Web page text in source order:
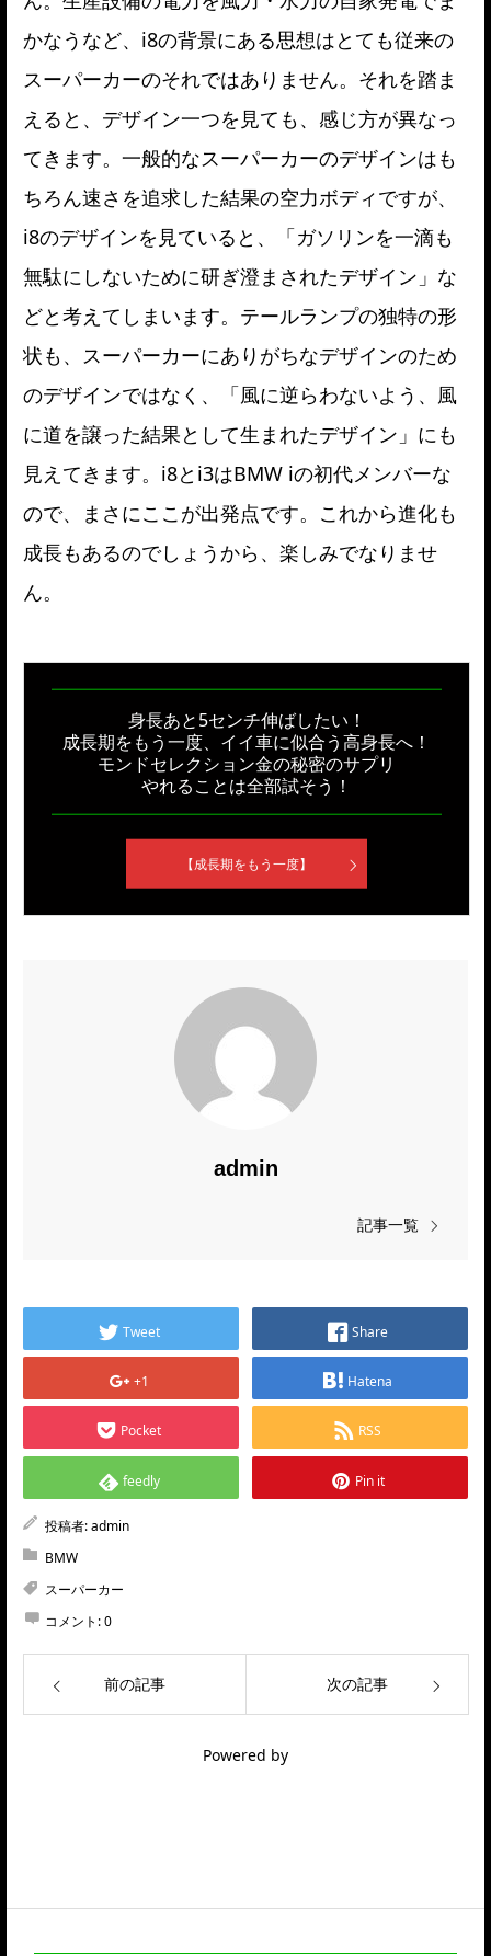
かなうなど、i8の背景にある思想はとても従来の
スーパーカーのそれではありません。それを踏ま
えると、デザイン一つを見ても、感じ方が異なっ
てきます。一般的なスーパーカーのデザインはも
ちろん速さを追求した結果の空力ボディですが、
i8のデザインを見ていると、「ガソリンを一滴も
無駄にしないために研ぎ澄まされたデザイン」な
どと考えてしまいます。テールランプの独特の形
状も、スーパーカーにありがちなデザインのため
のデザインではなく、「風に逆らわないよう、風
に道を譲った結果として生まれたデザイン」にも
見えてきます。i8とi3はBMW iの初代メンバーな
ので、まさにここが出発点です。これから進化も
成長もあるのでしょうから、楽しみでなりませ
ん。
身長あと5センチ伸ばしたい！
成長期をもう一度、イイ車に似合う高身長へ！
モンドセレクション金の秘密のサプリ
やれることは全部試そう！
【成長期をもう一度】
admin
記事一覧
Tweet Share
+1 Hatena
Pocket RSS
feedly Pin it
投稿者:admin
BMW
スーパーカー
コメント:0
前の記事 次の記事
Powered by